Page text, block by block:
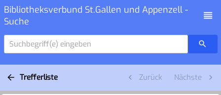
Bibliotheksverbund St.Gallen und Appenzell -
Suche
Suchbegriff(e) eingeben
Trefferliste Zurück Nächste